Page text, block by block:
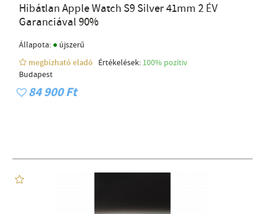
Hibátlan Apple Watch S9 Silver 41mm 2 ÉV
Garanciával 90%
Állapota: ● újszerű
megbízható eladó
Értékelések: 100% pozítiv
Budapest
84 900 Ft